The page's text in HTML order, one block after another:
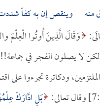
منه وينقص إن به كفاً
وَقَالَ الَّذِينَ أُوتُوا الْعِلْمَ
لا يصلون الفجر في
ودكاترة تجرءوا على
بَلِ ادَّارَكَ